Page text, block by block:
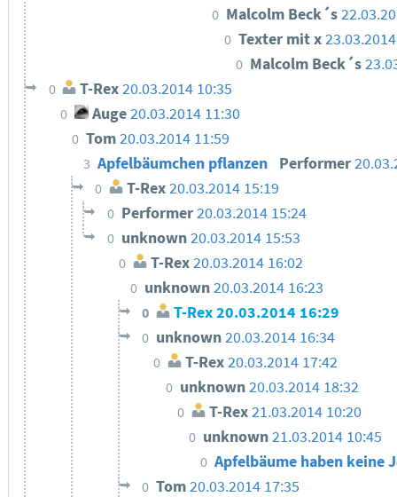
0 Malcolm Beck´s
0 Texter mit x
0 Malcolm Beck´s
0 T-Rex20.03.2014 10:35
0 Auge 20.03.2014 11:30
0 Tom20.03.2014 11:59
3 Apfelbäumchen pflanzen Performer
0 T-Rex20.03.2014 15:19
0 Performer20.03.2014 15:24
0 unknown20.03.2014 15:53
0 T-Rex 20.03.2014 16:02
0 unknown20.03.2014 16:23
0 T-Rex20.03.2014 16:29
0 unknown20.03.2014 16:34
0 T-Rex20.03.2014 17:42
0 unknown20.03.2014 18:32
0 T-Rex 21.03.2014 10:20
0 unknown21.03.2014 10:45
0 Apfelbäume haben keine
0 Tom20.03.2014 17:35